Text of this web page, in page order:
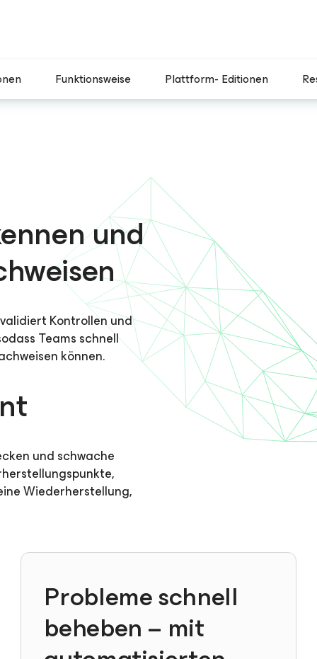
Funktionsweise Plattform- Editionen
und
Kontrollen und
Teams schnell
können.
und schwache
Wiederherstellung,
Probleme schnell
beheben – mit